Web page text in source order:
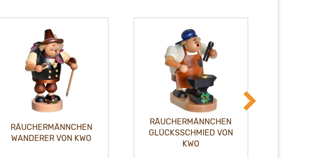
RÄUCHERMÄNNCHEN
WANDERER VON KWO
RÄUCHERMÄNNCHEN
GLÜCKSSCHMIED VON
KWO